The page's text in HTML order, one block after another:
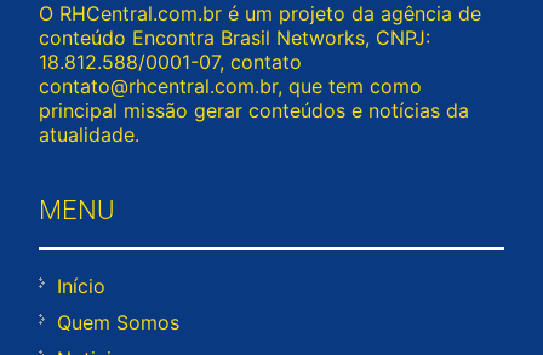
O RHCentral.com.br é um projeto da agência de
conteúdo Encontra Brasil Networks, CNPJ:
18.812.588/0001-07, contato
contato@rhcentral.com.br, que tem como
principal missão gerar conteúdos e notícias da
atualidade.
MENU
Início
Quem Somos